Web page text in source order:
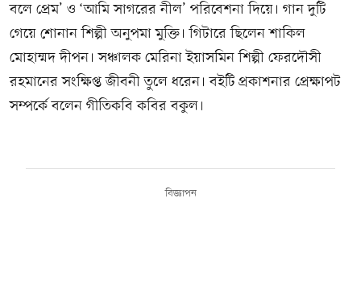
বলে প্রেম’ ও ‘আমি সাগরের নীল’ পরিবেশনা দিয়ে। গান দুটি
গেয়ে শোনান শিল্পী অনুপমা মুক্তি। গিটারে ছিলেন শাকিল
মোহাম্মদ দীপন। সঞ্চালক মেরিনা ইয়াসমিন শিল্পী ফেরদৌসী
রহমানের সংক্ষিপ্ত জীবনী তুলে ধরেন। বইটি প্রকাশনার প্রেক্ষাপট
সম্পর্কে বলেন গীতিকবি কবির বকুল।
বিজ্ঞাপন